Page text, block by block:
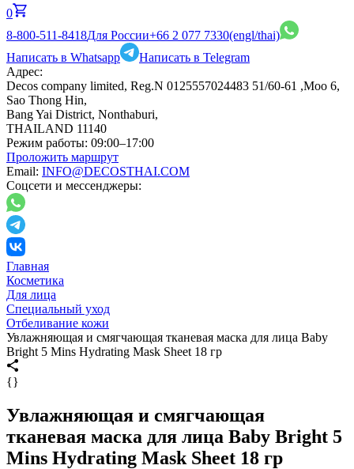
0
8-800-511-8418Для России+66 2 077 7330(engl/thai)
Написать в Whatsapp
Написать в Telegram
Адрес:
Decos company limited, Reg.N 0125557024483 51/60-61 ,Moo 6,
Sao Thong Hin,
Bang Yai District, Nonthaburi,
THAILAND 11140
Режим работы: 09:00–17:00
Проложить маршрут
Email: INFO@DECOSTHAI.COM
Соцсети и мессенджеры:
Главная
Косметика
Для лица
Специальный уход
Отбеливание кожи
Увлажняющая и смягчающая тканевая маска для лица Baby
Bright 5 Mins Hydrating Mask Sheet 18 гр
{}
Увлажняющая и смягчающая
тканевая маска для лица Baby Bright 5
Mins Hydrating Mask Sheet 18 гр